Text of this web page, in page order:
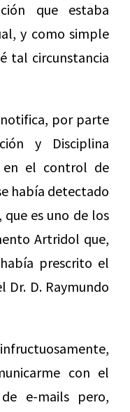
que estaba
y como simple
tal circunstancia
por parte
y Disciplina
en el control de
había detectado
es uno de los
Artridol que,
prescrito el
D. Raymundo
con el
e-mails pero,